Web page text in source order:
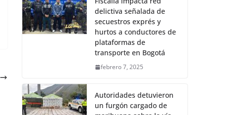
delictiva señalada de
secuestros exprés y
hurtos a conductores de
plataformas de
transporte en Bogotá
febrero 7, 2025
Autoridades detuvieron
un furgón cargado de